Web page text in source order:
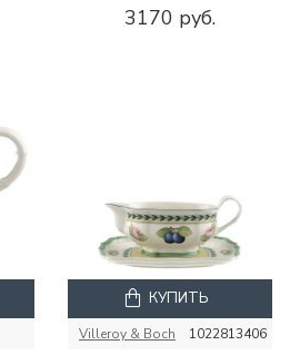
3170 руб.
Villeroy & Boch 1022813406
КУПИТЬ